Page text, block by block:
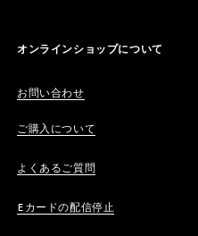
オンラインショップについて
お問い合わせ
ご購入について
よくあるご質問
Eカードの配信停止